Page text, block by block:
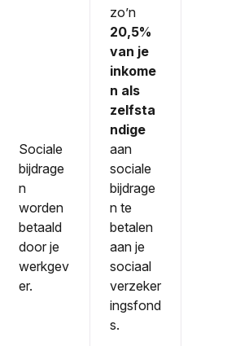
Sociale
bijdrage
n
worden
betaald
door je
werkgev
er.
zo’n
20,5%
van je
inkome
n als
zelfsta
ndige
aan
sociale
bijdrage
n te
betalen
aan je
sociaal
verzeker
ingsfond
s.